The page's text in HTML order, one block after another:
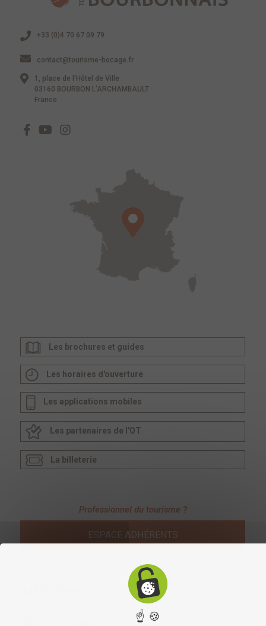
+33 (0)4 70 67 09 79
contact@tourisme-bocage.fr
1, place de l'Hôtel de Ville
03160 BOURBON L'ARCHAMBAULT
France
Les brochures et guides
Les horaires d'ouverture
Les applications mobiles
Les partenaires de l'OT
La billeterie
Professionnel du tourisme ?
ESPACE ADHÉRENTS
☝ 🍪